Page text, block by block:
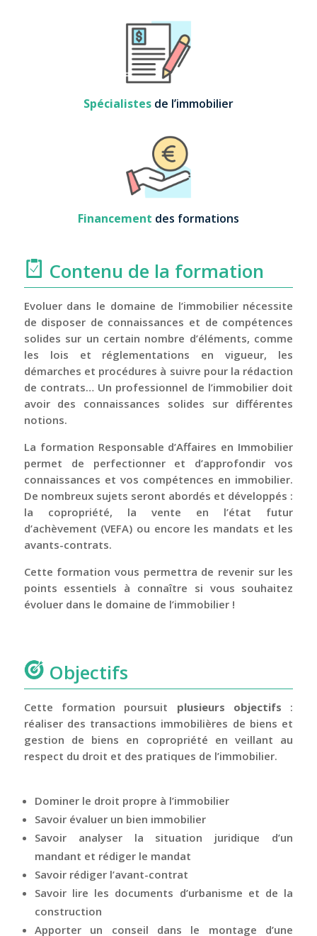
Spécialistesde l’immobilier
Financement des formations
Contenu de la formation
Evoluer dans le domaine de l’immobilier nécessite
de disposer de connaissances et de compétences
solides sur un certain nombre d’éléments, comme
les lois et réglementations en vigueur, les
démarches et procédures à suivre pour la rédaction
de contrats… Un professionnel de l’immobilier doit
avoir des connaissances solides sur différentes
notions.
La formation Responsable d’Affaires en Immobilier
permet de perfectionner et d’approfondir vos
connaissances et vos compétences en immobilier.
De nombreux sujets seront abordés et développés :
la copropriété, la vente en l’état futur
d’achèvement (VEFA) ou encore les mandats et les
avants-contrats.
Cette formation vous permettra de revenir sur les
points essentiels à connaître si vous souhaitez
évoluer dans le domaine de l’immobilier !
Objectifs
Cette formation poursuit plusieurs objectifs
:
réaliser des transactions immobilières de biens et
gestion de biens en copropriété en veillant au
respect du droit et des pratiques de l’immobilier.
Dominer le droit propre à l’immobilier
Savoir évaluer un bien immobilier
Savoir analyser la situation juridique d’un
mandant et rédiger le mandat
Savoir rédiger l’avant-contrat
Savoir lire les documents d’urbanisme et de la
construction
Apporter un conseil dans le montage d’une